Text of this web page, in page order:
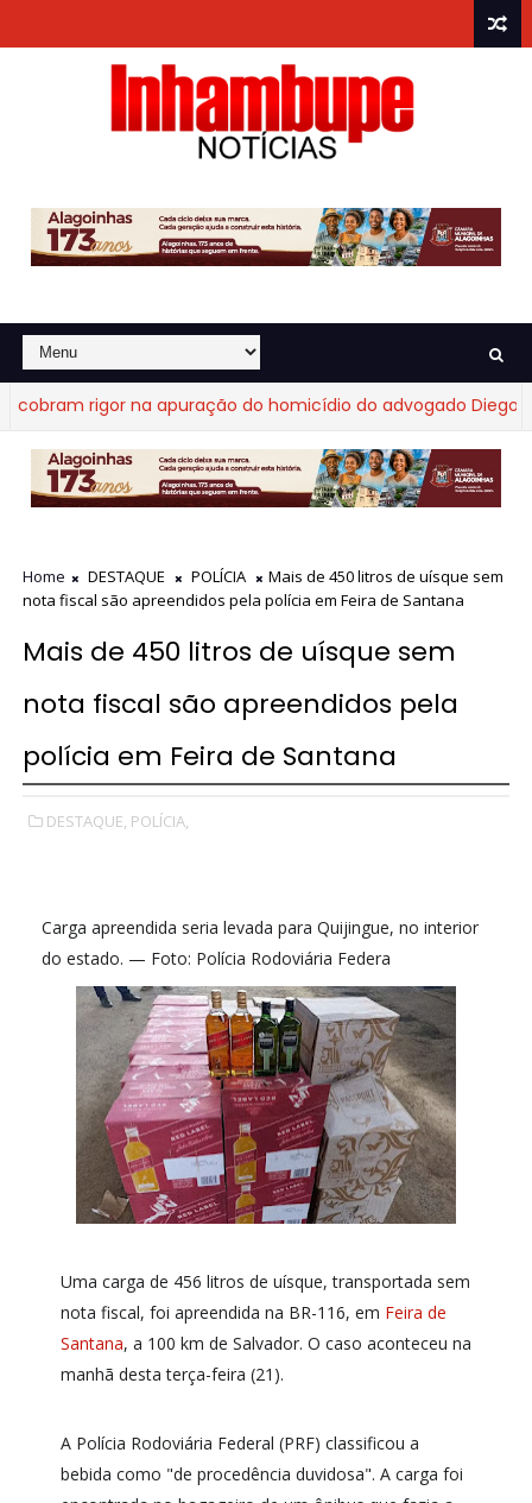
rigor na apuração do homicídio do advogado Diego
Home DESTAQUE POLÍCIA
Mais de 450 litros de uísque sem
nota fiscal são apreendidos pela polícia em Feira de Santana
Mais de 450 litros de uísque sem
nota fiscal são apreendidos pela
polícia em Feira de Santana
DESTAQUE, POLÍCIA,
Carga apreendida seria levada para Quijingue, no interior
do estado. — Foto: Polícia Rodoviária Federa
Uma carga de 456 litros de uísque, transportada sem
nota fiscal, foi apreendida na BR-116, em Feira de
Santana, a 100 km de Salvador. O caso aconteceu na
manhã desta terça-feira (21).
A Polícia Rodoviária Federal (PRF) classificou a
bebida como "de procedência duvidosa". A carga foi